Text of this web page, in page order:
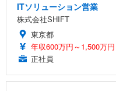
ITソリューション営業
株式会社SHIFT
東京都
年収600万円～1,500万円
正社員